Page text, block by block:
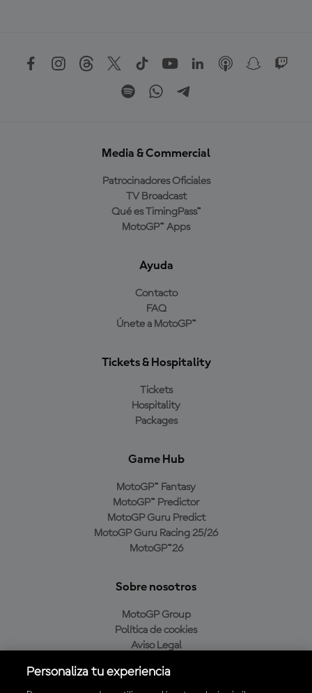
Media & Commercial
Patrocinadores Oficiales
TV Broadcast
Qué es TimingPass™
MotoGP™ Apps
Ayuda
Contacto
FAQ
Únete a MotoGP™
Tickets & Hospitality
Tickets
Hospitality
Packages
Game Hub
MotoGP™ Fantasy
MotoGP™ Predictor
MotoGP Guru Predict
MotoGP Guru Racing 25/26
MotoGP™26
Sobre nosotros
MotoGP Group
Política de cookies
Aviso Legal
Política de compra
Personaliza tu experiencia